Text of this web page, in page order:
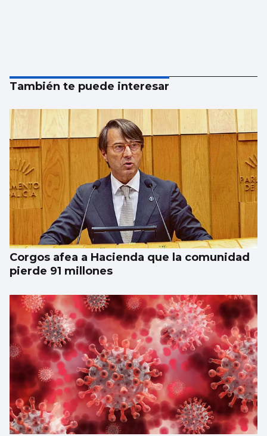
También te puede interesar
Corgos afea a Hacienda que la comunidad
pierde 91 millones